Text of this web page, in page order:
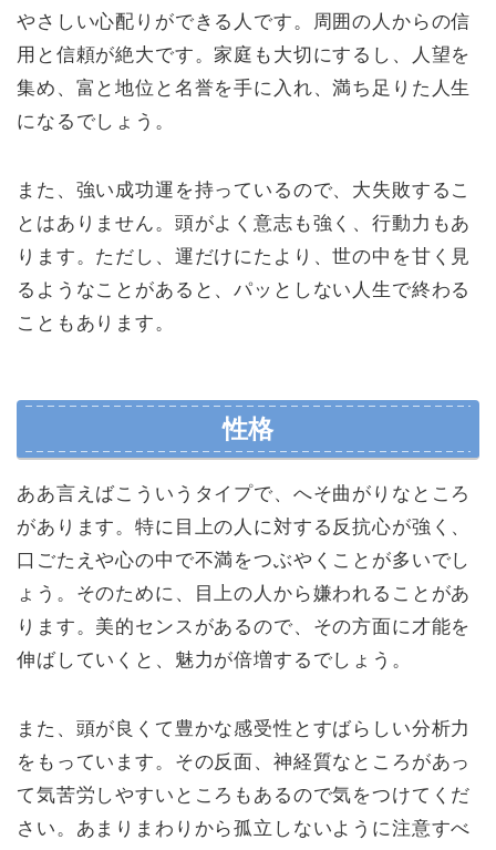
やさしい心配りができる人です。周囲の人からの信
用と信頼が絶大です。家庭も大切にするし、人望を
集め、富と地位と名誉を手に入れ、満ち足りた人生
になるでしょう。
また、強い成功運を持っているので、大失敗するこ
とはありません。頭がよく意志も強く、行動力もあ
ります。ただし、運だけにたより、世の中を甘く見
るようなことがあると、パッとしない人生で終わる
こともあります。
性格
ああ言えばこういうタイプで、へそ曲がりなところ
があります。特に目上の人に対する反抗心が強く、
口ごたえや心の中で不満をつぶやくことが多いでし
ょう。そのために、目上の人から嫌われることがあ
ります。美的センスがあるので、その方面に才能を
伸ばしていくと、魅力が倍増するでしょう。
また、頭が良くて豊かな感受性とすばらしい分析力
をもっています。その反面、神経質なところがあっ
て気苦労しやすいところもあるので気をつけてくだ
さい。あまりまわりから孤立しないように注意すべ